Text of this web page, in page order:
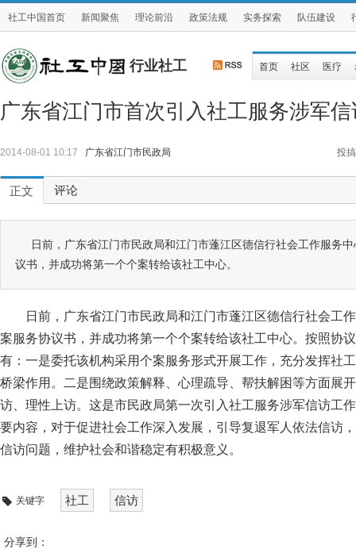
社工中国首页 新闻聚焦 理论前沿 政策法规 实务探索 队伍建设
行业社工 首页 社区 医疗
广东省江门市首次引入社工服务涉军
2014-08-01 10:17 广东省江门市民政局 投搞
正文 评论
日前，广东省江门市民政局和江门市蓬江区德信行社会工作服务
议书，并成功将第一个个案转给该社工中心。
日前，广东省江门市民政局和江门市蓬江区德信行社会工
案服务协议书，并成功将第一个个案转给该社工中心。按照协
有：一是委托该机构采用个案服务形式开展工作，充分发挥社
桥梁作用。二是围绕政策解释、心理疏导、帮扶解困等方面展
访、理性上访。这是市民政局第一次引入社工服务涉军信访工
要内容，对于促进社会工作深入发展，引导复退军人依法信访
信访问题，维护社会和谐稳定有积极意义。
关键字 社工 信访
分享到：